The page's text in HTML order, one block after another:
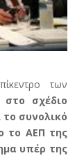
των
σχέδιο
συνολικό
το ΑΕΠ της
υπέρ της